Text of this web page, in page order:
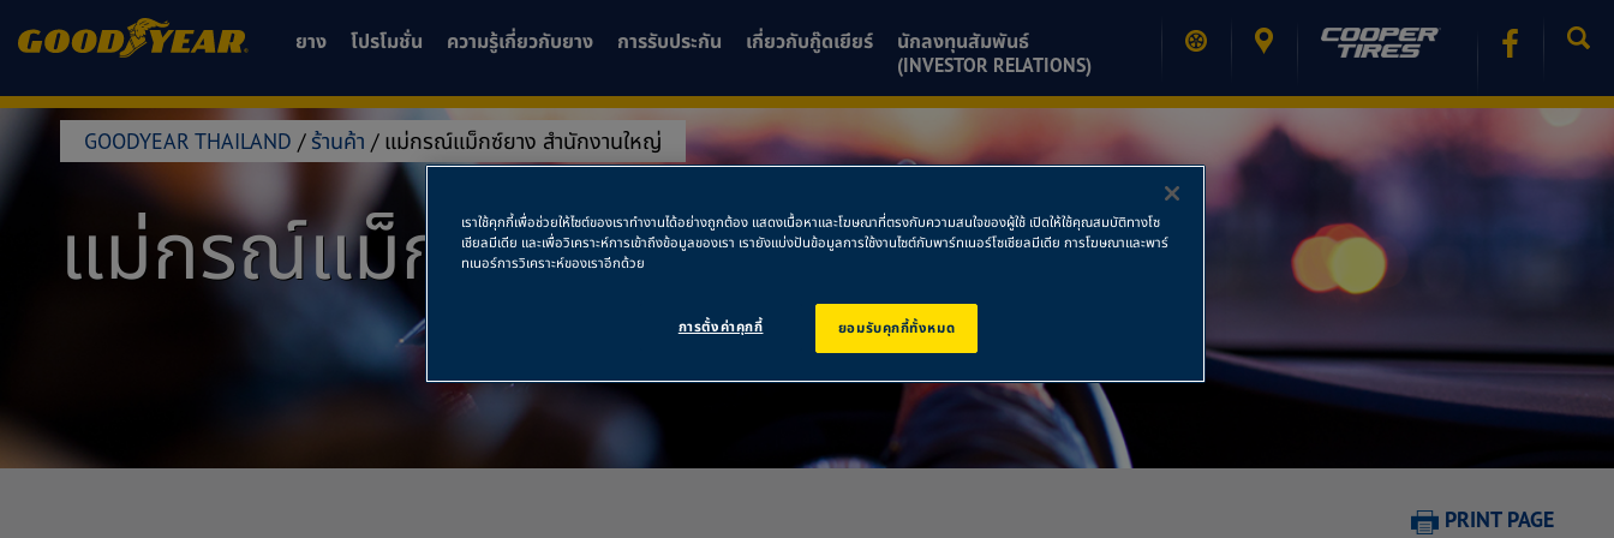
ยาง โปรโมชั่น ความรู้เกี่ยวกับยาง การรับประกัน เกี่ยวกับกู๊ดเยียร์
นักลงทุนสัมพันธ์
(INVESTOR RELATIONS)
GOODYEAR THAILAND / ร้านค้า / แม่กรณ์แม็กซ์ยาง สำนักงานใหญ่
แม่กรณ์แม็กซ์ยาง สำนักงานใหญ่
PRINT PAGE
เราใช้คุกกี้เพื่อช่วยให้ไซต์ของเราทำงานได้อย่างถูกต้อง แสดงเนื้อหาและโฆษณาที่ตรงกับความสนใจของผู้ใช้ เปิดให้ใช้คุณสมบัติทางโซ
เชียลมีเดีย และเพื่อวิเคราะห์การเข้าถึงข้อมูลของเรา เรายังแบ่งปันข้อมูลการใช้งานไซต์กับพาร์ทเนอร์โซเชียลมีเดีย การโฆษณาและพาร์
ทเนอร์การวิเคราะห์ของเราอีกด้วย
ยอมรับคุกกี้ทั้งหมด
การตั้งค่าคุกกี้